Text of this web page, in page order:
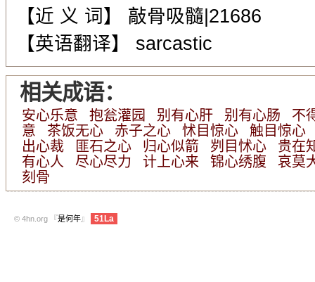
【近 义 词】 敲骨吸髓|21686
【英语翻译】 sarcastic
相关成语：
安心乐意 抱瓮灌园 别有心肝 别有心肠
不
意
茶饭无心 赤子之心 怵目惊心
触目惊心
出心裁
匪石之心 归心似箭 刿目怵心
贵在
有心人
尽心尽力 计上心来 锦心绣腹
哀莫
刻骨
© 4hn.org 『是何年』 51La